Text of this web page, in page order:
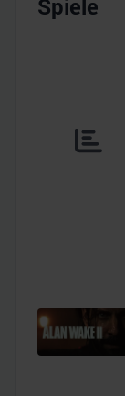
Spiele